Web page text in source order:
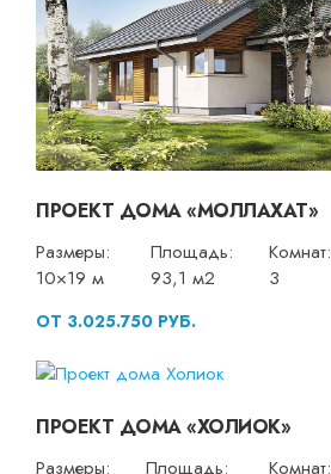
ПРОЕКТ ДОМА «МОЛЛАХАТ»
Размеры:
10×19 м
Площадь:
93,1 м2
Комнат:
3
ОТ 3.025.750 РУБ.
ПРОЕКТ ДОМА «ХОЛИОК»
Размеры:
Площадь:
Комнат: